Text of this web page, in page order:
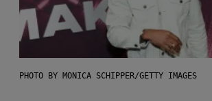
PHOTO BY MONICA SCHIPPER/GETTY IMAGES